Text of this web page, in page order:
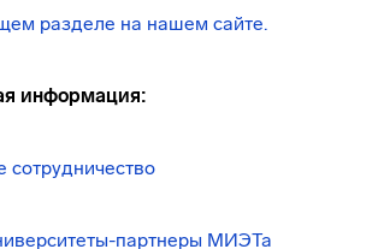
разделе на нашем сайте.
информация:
партнеры МИЭТа